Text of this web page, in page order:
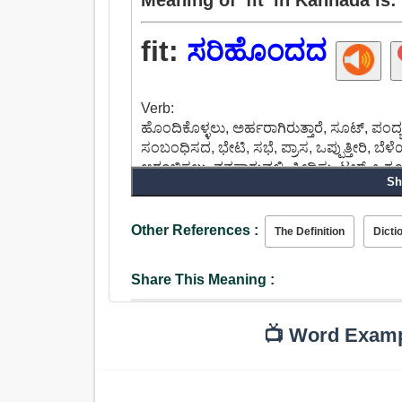
fit: ಸರಿಹೊಂದದ
Verb:
ಹೊಂದಿಕೊಳ್ಳಲು, ಅರ್ಹರಾಗಿರುತ್ತಾರೆ, ಸೂಟ್,
ಸಂಬಂಧಿಸದ, ಭೇಟಿ, ಸಭೆ, ಪ್ರಾಸ, ಒಪ್ಪುತ್ತೀರಿ,
ಆರಂಭಿಸಲು, ನನಸಾಗುವಲ್ಲಿ, ಪೀಡಿಸು, ಟಚ್,
ಆಗಲು, ತಕ್ಕದಾದ, ಹತ್ತಿ, ಒಟ್ಟಿಗೆ, ಸಮತೋಲನ,
ಅನುರೂಪತೆ, ಪ್ರಾಯಶ್ಚಿತ್ತ, ದುಃಖ, ಸ್ನಾಯುವಿನ
ಬಿಗಿಯಾದ, ಆಗುತ್ತಿದೆ, ಹೊಂದಿಕೊಳ್ಳಲು, ಸೂಕ್ತ,
ಸಮಂಜಸವಾದ, ಕಠಿಣ, ತೀವ್ರ, ಬಲವಾದ, ಘನ,
ಸಕ್ರಿಯ, ಸಾಮರ್ಥ್ಯ, ಆಪರೇಟಿವ್, ಸರಿಯಾದ,
ಸಾಮರ್ಥ್ಯವುಳ್ಳ, ಅರ್ಹರಾಗಿರುತ್ತಾರೆ, ಹೊಳಪು,
Other References : The Definition
Share This Meaning :
📺 Word